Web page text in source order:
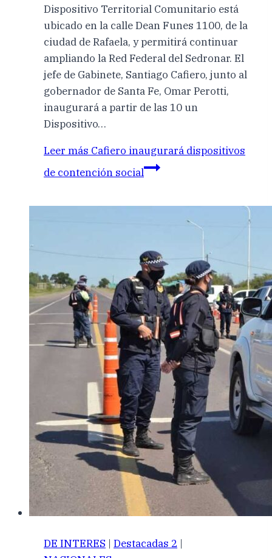
Dispositivo Territorial Comunitario está
ubicado en la calle Dean Funes 1100, de la
ciudad de Rafaela, y permitirá continuar
ampliando la Red Federal del Sedronar. El
jefe de Gabinete, Santiago Cafiero, junto al
gobernador de Santa Fe, Omar Perotti,
inaugurará a partir de las 10 un
Dispositivo…
Leer más Cafiero inaugurará dispositivos
de contención social
DE INTERES | Destacadas 2 |